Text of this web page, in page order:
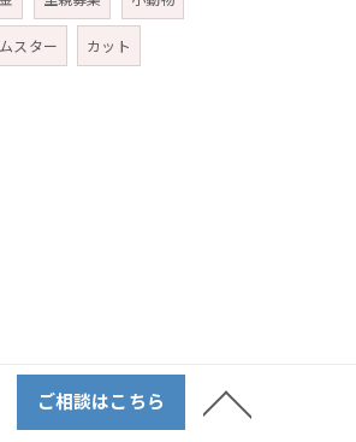
スター カット
ご相談はこちら